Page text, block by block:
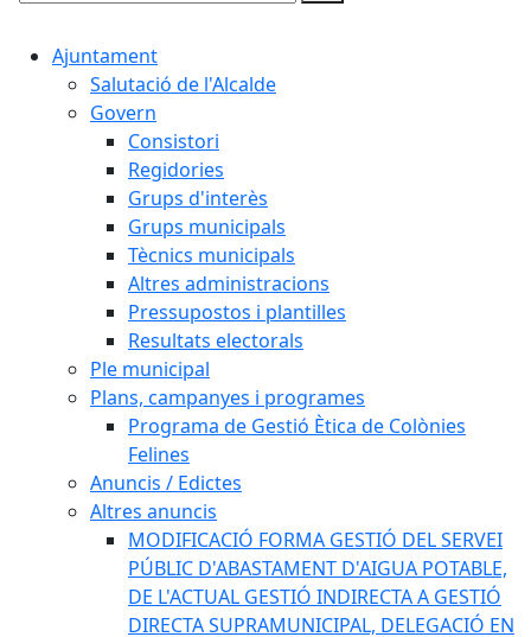
Cercar:
Ajuntament
Salutació de l'Alcalde
Govern
Consistori
Regidories
Grups d'interès
Grups municipals
Tècnics municipals
Altres administracions
Pressupostos i plantilles
Resultats electorals
Ple municipal
Plans, campanyes i programes
Programa de Gestió Ètica de Colònies
Felines
Anuncis / Edictes
Altres anuncis
MODIFICACIÓ FORMA GESTIÓ DEL SERVEI
PÚBLIC D'ABASTAMENT D'AIGUA POTABLE,
DE L'ACTUAL GESTIÓ INDIRECTA A GESTIÓ
DIRECTA SUPRAMUNICIPAL, DELEGACIÓ EN